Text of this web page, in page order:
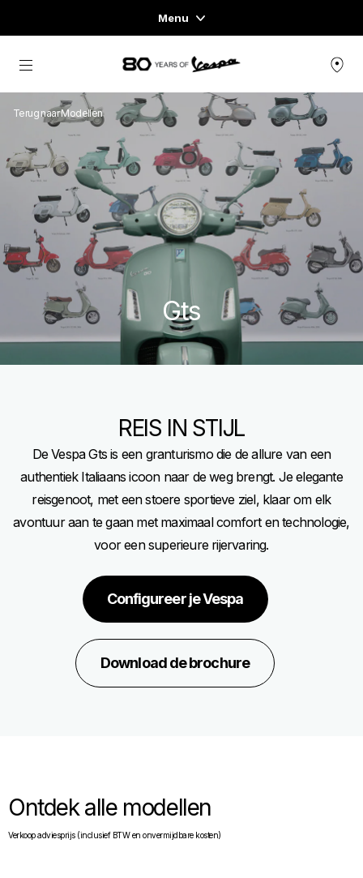
Menu
Menu
VOERTUIGASSORTIMENT
KLEDING & LIFESTYLE
ERVARINGEN
CONCEPT STORE
Ga naar de hoofdcontent
Terug naar Modellen
Gts
REIS IN STIJL
De Vespa Gts is een granturismo die de allure van een
authentiek Italiaans icoon naar de weg brengt. Je elegante
reisgenoot, met een stoere sportieve ziel, klaar om elk
avontuur aan te gaan met maximaal comfort en technologie,
voor een superieure rijervaring.
Configureer je Vespa
Download de brochure
Ontdek alle modellen
Verkoop adviesprijs (inclusief BTW en onvermijdbare kosten)